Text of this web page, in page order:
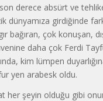
derece absürt ve
dünyamıza girdiğinde
bağıran, çok ko­nuşan,
daha çok Ferdi
kim lümpen
yen arabesk ol­du.
her şeyin olduğu gibi